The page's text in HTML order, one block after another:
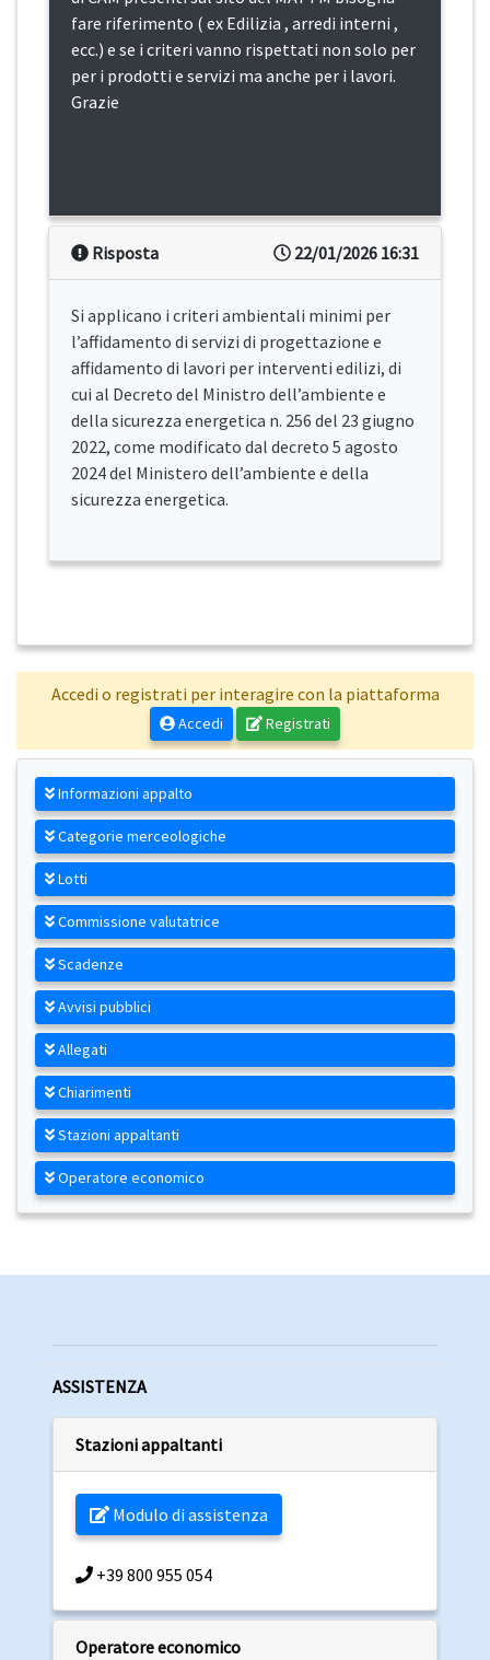
fare riferimento ( ex Edilizia , arredi interni ,
ecc.) e se i criteri vanno rispettati non solo per
per i prodotti e servizi ma anche per i lavori.
Grazie
22/01/2026 16:31
Risposta
Si applicano i criteri ambientali minimi per
l’affidamento di servizi di progettazione e
affidamento di lavori per interventi edilizi, di
cui al Decreto del Ministro dell’ambiente e
della sicurezza energetica n. 256 del 23 giugno
2022, come modificato dal decreto 5 agosto
2024 del Ministero dell’ambiente e della
sicurezza energetica.
Accedi o registrati per interagire con la piattaforma
Accedi Registrati
Informazioni appalto
Categorie merceologiche
Lotti
Commissione valutatrice
Scadenze
Avvisi pubblici
Allegati
Chiarimenti
Stazioni appaltanti
Operatore economico
ASSISTENZA
Stazioni appaltanti
Modulo di assistenza
+39 800 955 054
Operatore economico